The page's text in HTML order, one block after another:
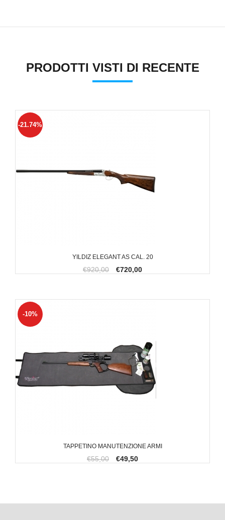
PRODOTTI VISTI DI RECENTE
YILDIZ ELEGANT AS CAL. 20
-21.74%
€920,00 €720,00
TAPPETINO MANUTENZIONE ARMI
-10%
€55,00 €49,50